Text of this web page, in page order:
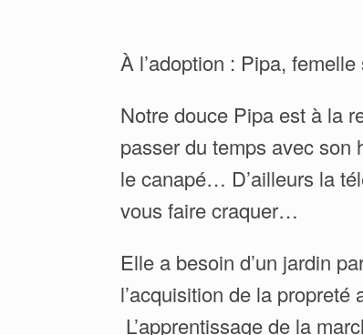
À l’adoption : Pipa,
Notre douce Pipa est à la
passer du temps avec son
le canapé… D’ailleurs la
vous faire craquer…
Elle a besoin d’un jardin
l’acquisition de la propreté
L’apprentissage de la